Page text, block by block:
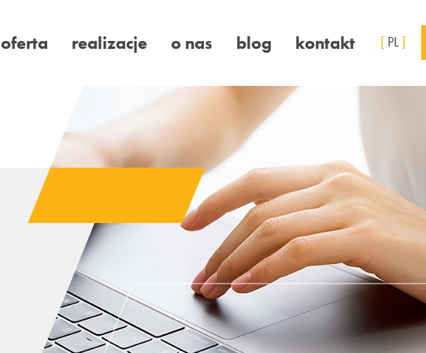
oferta realizacje o nas blog kontakt [ PL]